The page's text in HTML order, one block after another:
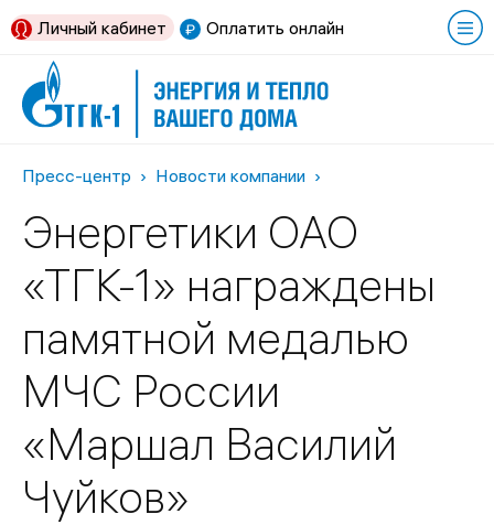
Оплатить онлайн
Личный кабинет
Пресс-центр Новости компании
Энергетики ОАО
«ТГК-1» награждены
памятной медалью
МЧС России
«Маршал Василий
Чуйков»